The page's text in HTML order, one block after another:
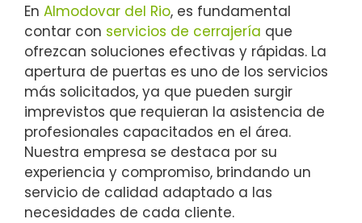
En Almodovar del Rio, es fundamental
contar con servicios de cerrajería que
ofrezcan soluciones efectivas y rápidas. La
apertura de puertas es uno de los servicios
más solicitados, ya que pueden surgir
imprevistos que requieran la asistencia de
profesionales capacitados en el área.
Nuestra empresa se destaca por su
experiencia y compromiso, brindando un
servicio de calidad adaptado a las
necesidades de cada cliente.